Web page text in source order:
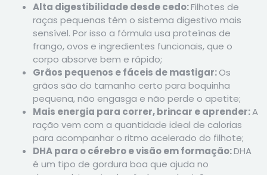
Alta digestibilidade desde cedo:Filhotes de
raças pequenas têm o sistema digestivo mais
sensível. Por isso a fórmula usa proteínas de
frango, ovos e ingredientes funcionais, que o
corpo absorve bem e rápido;
Grãos pequenos e fáceis de mastigar:Os
grãos são do tamanho certo para boquinha
pequena, não engasga e não perde o apetite;
Mais energia para correr, brincar e aprender:A
ração vem com a quantidade ideal de calorias
para acompanhar o ritmo acelerado do filhote;
DHA para o cérebro e visão em formação:DHA
é um tipo de gordura boa que ajuda no